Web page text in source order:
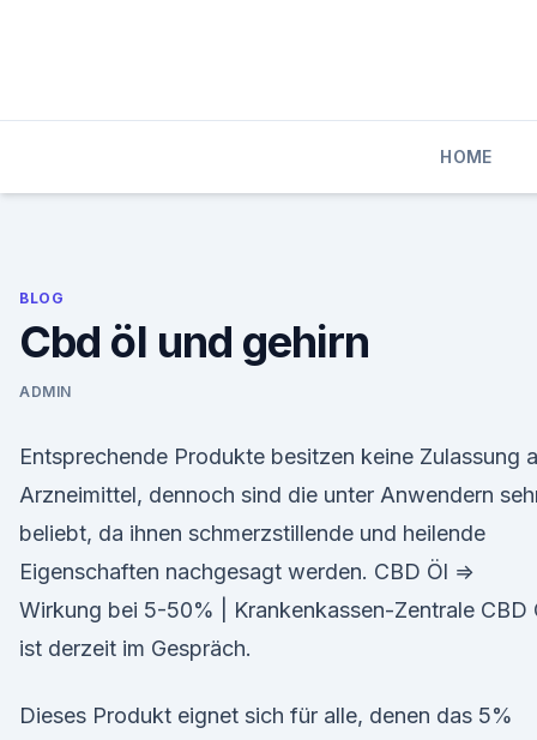
HOME
BLOG
Cbd öl und gehirn
ADMIN
Entsprechende Produkte besitzen keine Zulassung
Arzneimittel, dennoch sind die unter Anwendern
beliebt, da ihnen schmerzstillende und heilende
Eigenschaften nachgesagt werden. CBD Öl ⇒
Wirkung bei 5-50% | Krankenkassen-Zentrale CBD
ist derzeit im Gespräch.
Dieses Produkt eignet sich für alle, denen das 5%